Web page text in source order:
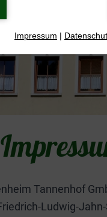
Tannenhof
Ludwig-
Impressum |